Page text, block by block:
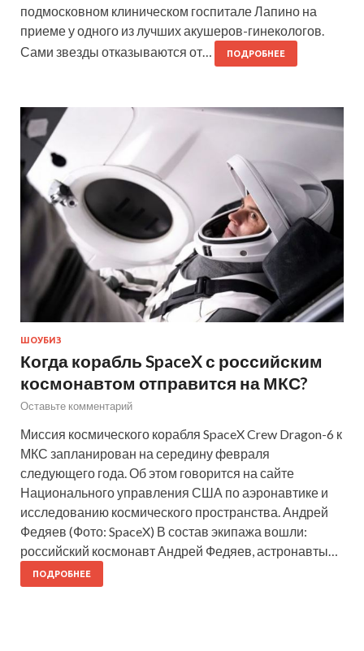
подмосковном клиническом госпитале Лапино на
приеме у одного из лучших акушеров-гинекологов.
Сами звезды отказываются от…
ПОДРОБНЕЕ
ШОУБИЗ
Когда корабль SpaceX с российским
космонавтом отправится на МКС?
Оставьте комментарий
Миссия космического корабля SpaceX Crew Dragon-6 к
МКС запланирован на середину февраля
следующего года. Об этом говорится на сайте
Национального управления США по аэронавтике и
исследованию космического пространства. Андрей
Федяев (Фото: SpaceX) В состав экипажа вошли:
российский космонавт Андрей Федяев, астронавты…
ПОДРОБНЕЕ